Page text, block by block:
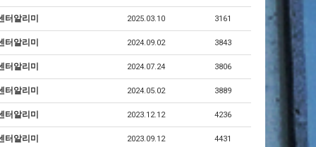
터알리미 2025.03.10 3161
터알리미 2024.09.02 3843
터알리미 2024.07.24 3806
터알리미 2024.05.02 3889
터알리미 2023.12.12 4236
터알리미 2023.09.12 4431